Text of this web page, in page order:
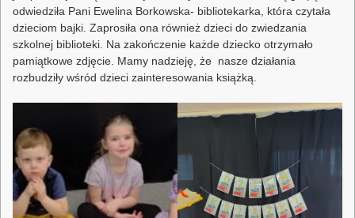
odwiedziła Pani Ewelina Borkowska- bibliotekarka, która czytała
dzieciom bajki. Zaprosiła ona również dzieci do zwiedzania
szkolnej biblioteki. Na zakończenie każde dziecko otrzymało
pamiątkowe zdjęcie. Mamy nadzieję, że nasze działania
rozbudziły wśród dzieci zainteresowania książką.